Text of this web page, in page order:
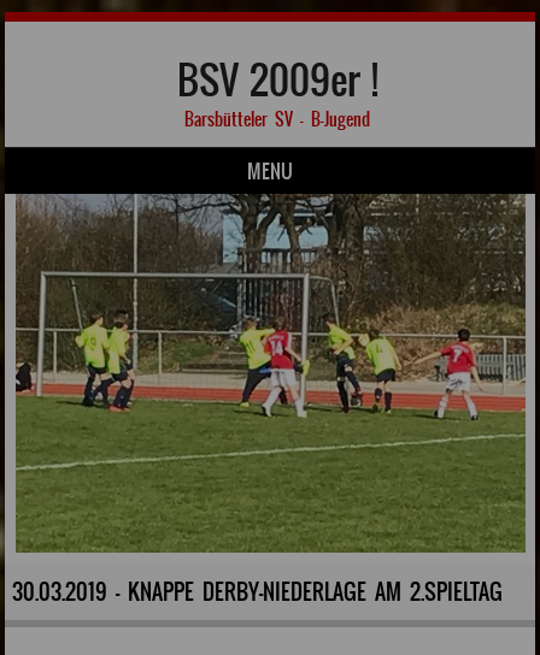
BSV 2009er !
Barsbütteler SV – B-Jugend
MENU
Skip to content
30.03.2019 - KNAPPE DERBY-NIEDERLAGE AM 2.SPIELTAG